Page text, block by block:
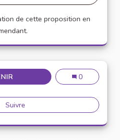
de cette proposition en
32 32
0
Suivre